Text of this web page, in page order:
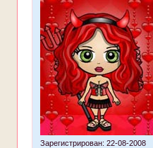
Зарегистрирован: 22-08-2008